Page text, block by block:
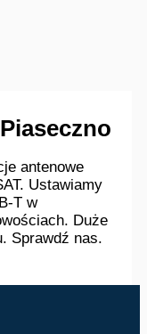
antenowe
Ustawiamy
T w
Duże
Sprawdź nas.